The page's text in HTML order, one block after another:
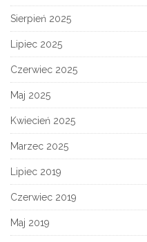
Sierpień 2025
Lipiec 2025
Czerwiec 2025
Maj 2025
Kwiecień 2025
Marzec 2025
Lipiec 2019
Czerwiec 2019
Maj 2019